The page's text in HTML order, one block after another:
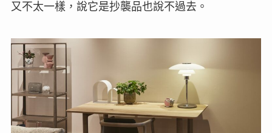
又不太一樣，說它是抄襲品也說不過去。